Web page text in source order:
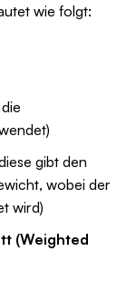
wie folgt:
gibt den
wobei der
wird)
(Weighted